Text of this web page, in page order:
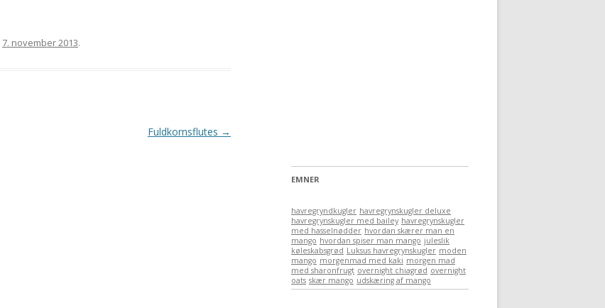
7. november 2013.
Fuldkornsflutes →
EMNER
havregryndkugler havregrynskugler deluxe
havregrynskugler med bailey havregrynskugler
med hasselnødder hvordan skærer man en
mango hvordan spiser man mango juleslik
køleskabsgrød Luksus havregrynskugler moden
mango morgenmad med kaki morgen mad
med sharonfrugt overnight chiagrød overnight
oats skær mango udskæring af mango